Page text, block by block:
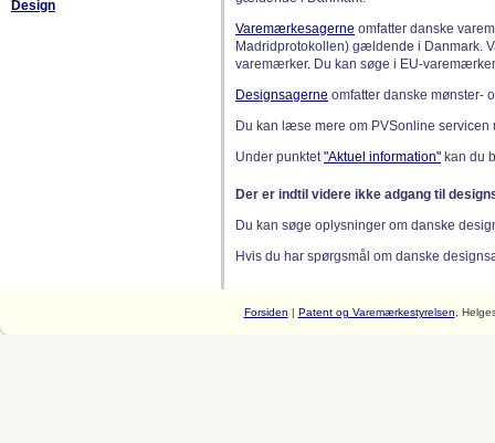
Design
Varemærkesagerne omfatter danske
Madridprotokollen) gældende i Danmark.
varemærker. Du kan søge i EU-
Designsagerne omfatter danske mønster-
Du kan læse mere om PVSonline
Under punktet"Aktuel information" kan du
Der er indtil videre ikke adgang til
Du kan søge oplysninger om danske
Hvis du har spørgsmål om danske
Forsiden | Patent og Varemærkestyrelsen ,